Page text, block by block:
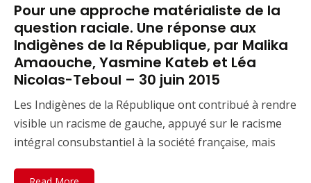
Pour une approche matérialiste de la
question raciale. Une réponse aux
Indigènes de la République, par Malika
Amaouche, Yasmine Kateb et Léa
Nicolas-Teboul – 30 juin 2015
Les Indigènes de la République ont contribué à rendre
visible un racisme de gauche, appuyé sur le racisme
intégral consubstantiel à la société française, mais